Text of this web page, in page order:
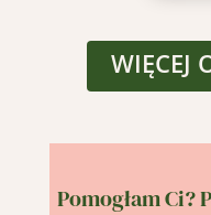
WIĘCEJ
Pomogłam